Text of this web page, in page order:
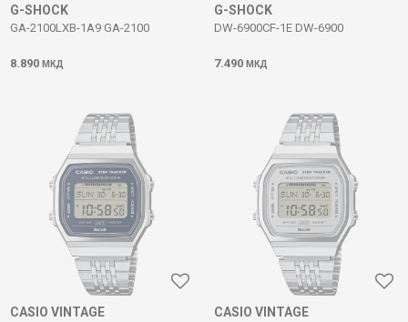
G-SHOCK
GA-2100LXB-1A9 GA-2100
8.890 МКД
G-SHOCK
DW-6900CF-1E DW-6900
7.490 МКД
CASIO VINTAGE CASIO VINTAGE